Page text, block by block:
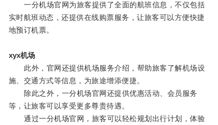
一分机场官网为旅客提供了全面的航班信息，不仅包括
实时航班动态，还提供在线购票服务，让旅客可以方便快捷
地预订机票。
xyx机场
此外，官网还提供机场服务介绍，帮助旅客了解机场设
施、交通方式等信息，为旅途增添便捷。
除此之外，一分机场官网还提供优惠活动、会员服务
等，让旅客可以享受更多尊贵待遇。
通过一分机场官网，旅客可以轻松规划出行计划，体验